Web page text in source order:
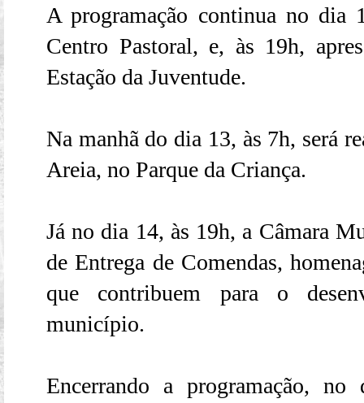
A programação continua no
Centro Pastoral, e, às 19h,
Estação da Juventude.
Na manhã do dia 13, às 7h, será
Areia, no Parque da Criança.
Já no dia 14, às 19h, a Câmara
de Entrega de Comendas,
que contribuem para o
município.
Encerrando a programação,